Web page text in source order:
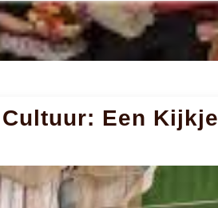
Een Kijkje